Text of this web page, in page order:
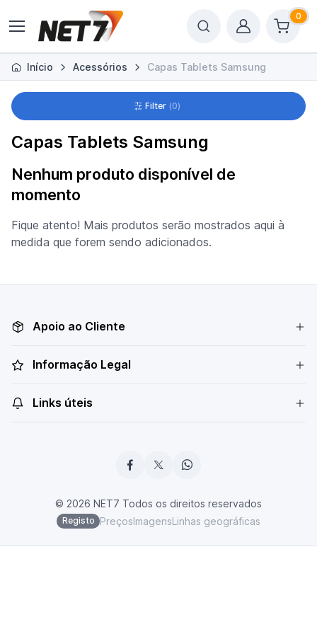
0
Início Acessórios Capas Tablets Samsung
Filter 0
Capas Tablets Samsung
Nenhum produto disponível de
momento
Fique atento! Mais produtos serão mostrados aqui à
medida que forem sendo adicionados.
Apoio ao Cliente
Informação Legal
Links úteis
© 2026 NET7 Todos os direitos reservados
Registo PreçosImagensLinhas geográficas